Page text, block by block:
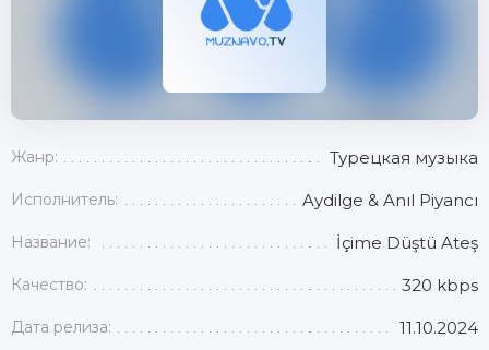
Жанр: Турецкая музыка
Исполнитель: Aydilge & Anıl Piyancı
Название: İçime Düştü Ateş
Качество: 320 kbps
Дата релиза: 11.10.2024